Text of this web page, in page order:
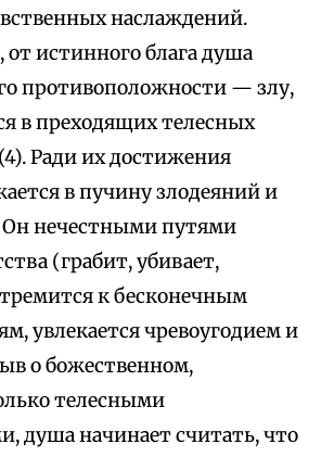
наслаждений.
истинного блага душа
противоположности — злу,
в преходящих телесных
Ради их достижения
в пучину злодеяний и
Он нечестными путями
(грабит, убивает,
к бесконечным
увлекается чревоугодием и
о божественном,
телесными
душа начинает считать, что